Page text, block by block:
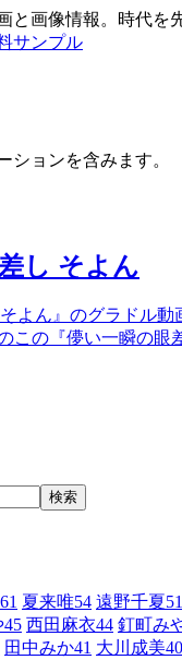
と画像情報。時代を
サンプル
ションを含みます。
し そよん
そよん』のグラドル
この『儚い一瞬の眼
検索
61 夏来唯54 遠野千夏51
45 西田麻衣44 釘町み
田中みか41 大川成美40